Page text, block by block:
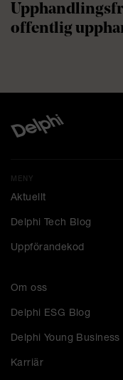
offentlig
MENY
Aktuellt
Delphi Tech Blog
Uppförandekod
Om oss
Delphi ESG Blog
Delphi Young Business
Karriär